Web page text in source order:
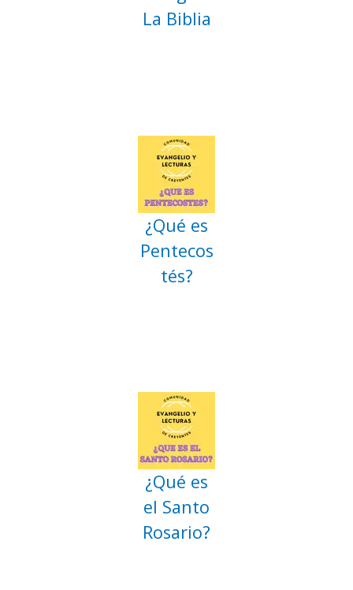
La Biblia
¿Qué es
Pentecos
tés?
¿Qué es
el Santo
Rosario?